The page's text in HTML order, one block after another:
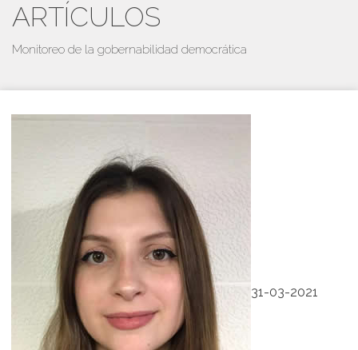
ARTÍCULOS
Monitoreo de la gobernabilidad democrática
31-03-2021